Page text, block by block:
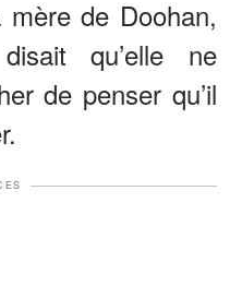
mère de Doohan,
qu’elle ne
de penser qu’il